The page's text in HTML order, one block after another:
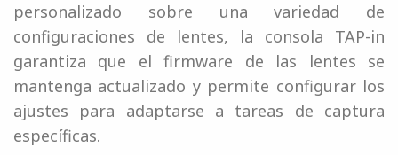
personalizado sobre una variedad de
configuraciones de lentes, la consola TAP-in
garantiza que el firmware de las lentes se
mantenga actualizado y permite configurar los
ajustes para adaptarse a tareas de captura
específicas.